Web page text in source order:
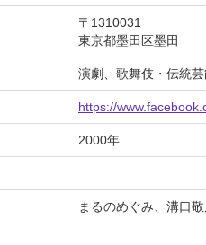
〒1310031
東京都墨田区墨田
演劇、歌舞伎・伝統
https://
2000年
まるのめぐみ、溝口